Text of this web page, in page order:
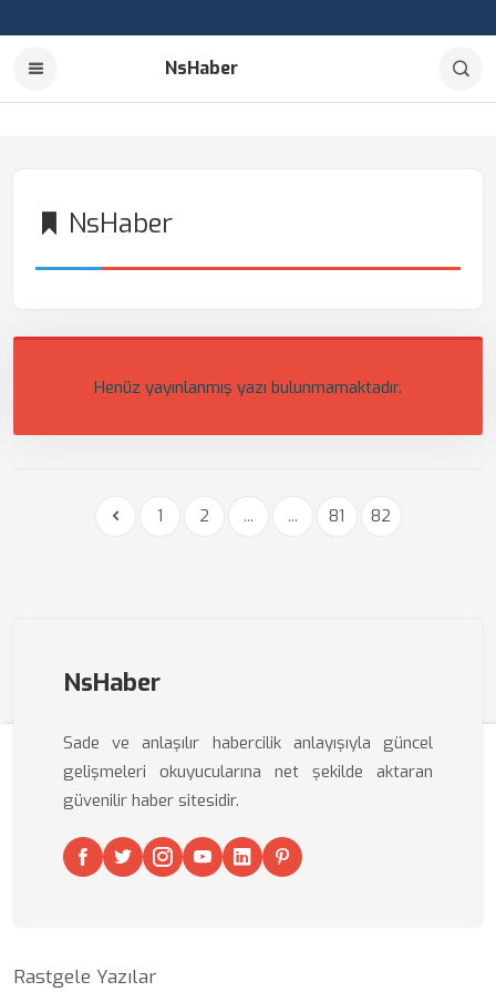
NsHaber
NsHaber
Henüz yayınlanmış yazı bulunmamaktadır.
1 2 ... ... 81 82
NsHaber
Sade ve anlaşılır habercilik anlayışıyla güncel
gelişmeleri okuyucularına net şekilde aktaran
güvenilir haber sitesidir.
Rastgele Yazılar